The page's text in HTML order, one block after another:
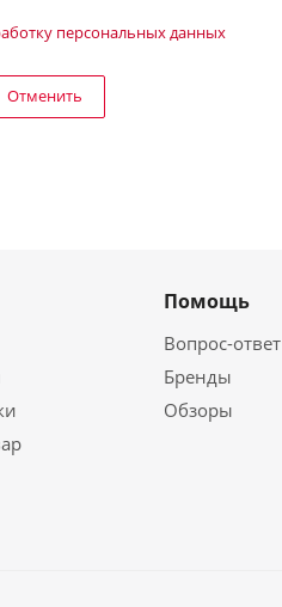
персональных данных
Отменить
Помощь
Вопрос-ответ
Бренды
Обзоры